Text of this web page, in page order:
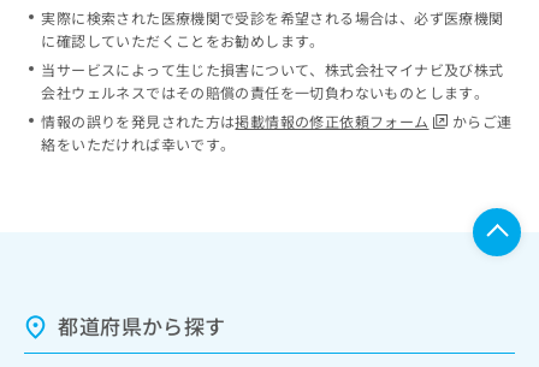
実際に検索された医療機関で受診を希望される場合は、必ず医療機関
に確認していただくことをお勧めします。
当サービスによって生じた損害について、株式会社マイナビ及び株式
会社ウェルネスではその賠償の責任を一切負わないものとします。
情報の誤りを発見された方は掲載情報の修正依頼フォーム
からご連
絡をいただければ幸いです。
都道府県から探す